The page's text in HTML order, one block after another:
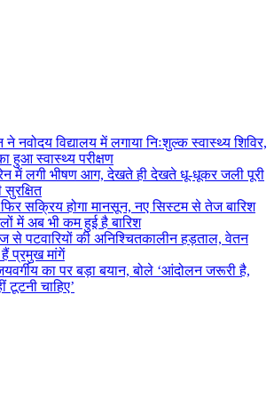
नवोदय विद्यालय में लगाया निःशुल्क स्वास्थ्य शिविर,
का हुआ स्वास्थ्य परीक्षण
में लगी भीषण आग, देखते ही देखते धू-धूकर जली पूरी
सुरक्षित
सक्रिय होगा मानसून, नए सिस्टम से तेज बारिश
में अब भी कम हुई है बारिश
से पटवारियों की अनिश्चितकालीन हड़ताल, वेतन
प्रमुख मांगें
का पर बड़ा बयान, बोले ‘आंदोलन जरूरी है,
टूटनी चाहिए’